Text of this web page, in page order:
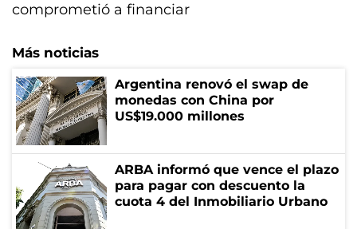
comprometió a financiar
Más noticias
Argentina renovó el swap de
monedas con China por
US$19.000 millones
ARBA informó que vence el plazo
para pagar con descuento la
cuota 4 del Inmobiliario Urbano